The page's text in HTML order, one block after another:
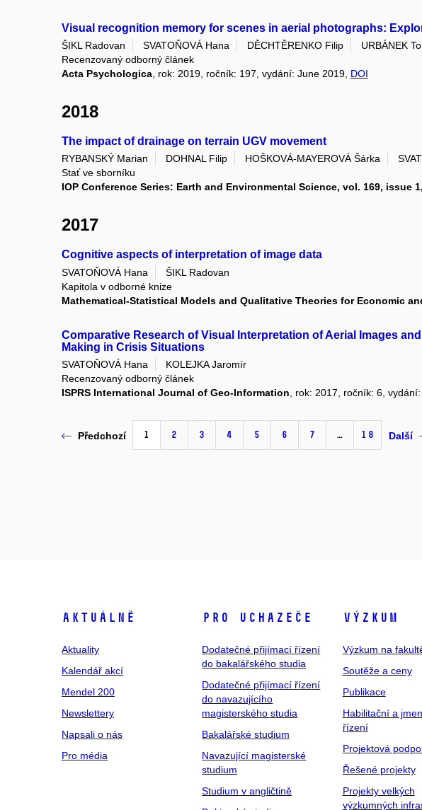
Visual recognition memory for scenes in aerial photographs:
ŠIKL Radovan SVATOŇOVÁ Hana DĚCHTĚRENKO Filip
URBÁNEK
Recenzovaný odborný článek
Acta Psychologica , rok: 2019, ročník: 197, vydání: June 2019, DOI
2018
The impact of drainage on terrain UGV movement
RYBANSKÝ Marian DOHNAL Filip HOŠKOVÁ-MAYEROVÁ Šárka
Stať ve sborníku
IOP Conference Series: Earth and Environmental Science, vol. 169, issue
2017
Cognitive aspects of interpretation of image data
SVATOŇOVÁ Hana
ŠIKL Radovan
Kapitola v odborné knize
Mathematical-Statistical Models and Qualitative Theories for Economic
Comparative Research of Visual Interpretation of Aerial Images
Making in Crisis Situations
SVATOŇOVÁ Hana
KOLEJKA Jaromír
Recenzovaný odborný článek
ISPRS International Journal of Geo-Information , rok: 2017, ročník: 6, vydání:
Předchozí 1 2 3 4 5 6 7 … 18 Další
Aktuálně
Aktuality
Kalendář akcí
Mendel 200
Newslettery
Napsali o nás
Pro média
Pro uchazeče
Dodatečné přijímací řízení
do bakalářského studia
Dodatečné přijímací řízení
do navazujícího
magisterského studia
Bakalářské studium
Navazující magisterské
studium
Studium v angličtině
Výzkum
Výzkum na
Soutěže a ceny
Publikace
Habilitační a
řízení
Projektová
Řešené projekty
Projekty velkých
výzkumných